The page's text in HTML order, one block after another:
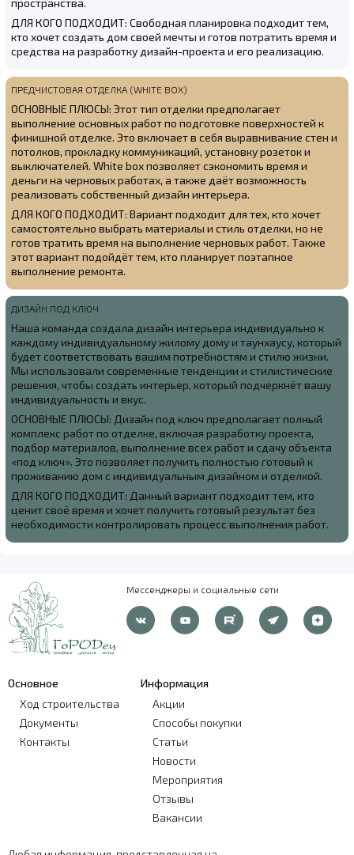
пространства.
ДЛЯ КОГО ПОДХОДИТ: Свободная планировка подходит тем,
кто хочет создать дом своей мечты и готов потратить время и
средства на разработку дизайн-проекта и его реализацию.
ПРЕДЧИСТОВАЯ ОТДЕЛКА (WHITE BOX)
ОСНОВНЫЕ ПЛЮСЫ: Этот тип отделки предполагает
выполнение основных работ по подготовке поверхностей к
финишной отделке. Это включает в себя выравнивание стен и
потолков, прокладку коммуникаций, установку розеток и
выключателей. White box позволяет сэкономить время и
деньги на черновых работах, а также даёт возможность
реализовать собственный дизайн интерьера.
ДЛЯ КОГО ПОДХОДИТ: Вариант подходит для тех, кто хочет
самостоятельно выбрать материалы и стиль отделки, но не
готов тратить время на выполнение черновых работ. Также
этот вариант подойдёт тем, кто планирует поэтапное
выполнение ремонта.
ДИЗАЙН ПОД КЛЮЧ
Наша команда создала дизайн интерьера индивидуально к
каждому индивидуальному жилому дому и таунхаусу, который
будет соответствовать вашим потребностям и стилю жизни.
Мы использовали современные тенденции и стилистические
решения, чтобы создать интерьер, который подчеркнёт вашу
индивидуальность и вкус.
ОСНОВНЫЕ ПЛЮСЫ: Дизайн под ключ предполагает полный
комплекс работ по отделке, включая разработку проекта,
подбор материалов, выполнение всех работ и сдачу объекта
«под ключ». Это позволяет получить полностью готовый к
проживанию дом с индивидуальным дизайном и отделкой.
ДЛЯ КОГО ПОДХОДИТ: Данный вариант подходит тем, кто
ценит своё время и хочет получить готовый результат без
необходимости контролировать процесс выполнения работ.
Мессенджеры и социальные сети
Основное
Ход строительства
Документы
Контакты
Информация
Акции
Способы покупки
Статьи
Новости
Мероприятия
Отзывы
Вакансии